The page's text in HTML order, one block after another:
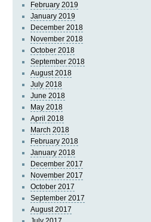
February 2019
January 2019
December 2018
November 2018
October 2018
September 2018
August 2018
July 2018
June 2018
May 2018
April 2018
March 2018
February 2018
January 2018
December 2017
November 2017
October 2017
September 2017
August 2017